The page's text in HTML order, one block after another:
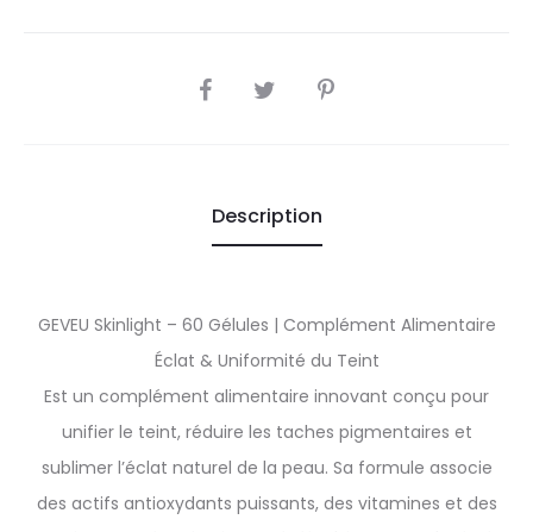
SHARE
Description
GEVEU Skinlight – 60 Gélules | Complément Alimentaire
Éclat & Uniformité du Teint
Est un complément alimentaire innovant conçu pour
unifier le teint, réduire les taches pigmentaires et
sublimer l’éclat naturel de la peau. Sa formule associe
des actifs antioxydants puissants, des vitamines et des